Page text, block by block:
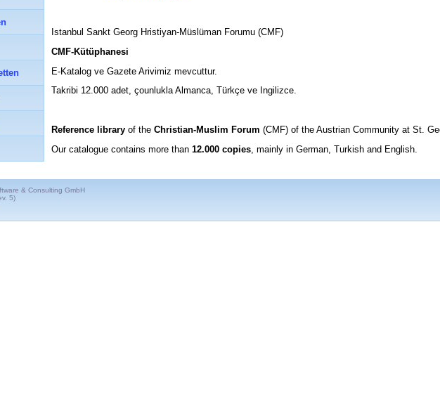
Istanbul Sankt Georg Hristiyan-Müslüman Forumu (CMF)
CMF-Kütüphanesi
E-Katalog ve Gazete Arivimiz mevcuttur.
Takribi 12.000 adet, çounlukla Almanca, Türkçe ve Ingilizce.
Reference library of the Christian-Muslim Forum (CMF) of the Austrian Community at St.
Our catalogue contains more than 12.000 copies , mainly in German, Turkish and English.
& Consulting GmbH
5)